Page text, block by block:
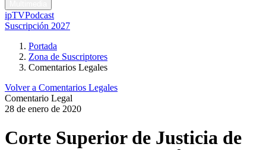
ipTVPodcast
Suscripción 2027
Portada
Zona de Suscriptores
Comentarios Legales
Volver a Comentarios Legales
Comentario Legal
28 de enero de 2020
Corte Superior de Justicia de